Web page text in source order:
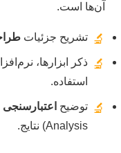
آن‌ها است.
🔬 تشریح جزئیات
🔬 ذکر ابزارها،
استفاده.
🔬 توضیح اعتبارسنجی
Analysis) نتایج.